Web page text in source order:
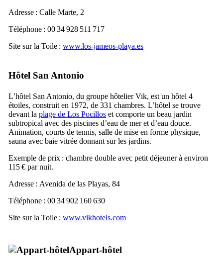
Adresse : Calle Marte, 2
Téléphone : 00 34 928 511 717
Site sur la Toile : www.los-jameos-playa.es
Hôtel San Antonio
L’hôtel San Antonio, du groupe hôtelier Vik, est un hôtel 4
étoiles, construit en 1972, de 331 chambres. L’hôtel se trouve
devant la plage de Los Pocillos et comporte un beau jardin
subtropical avec des piscines d’eau de mer et d’eau douce.
Animation, courts de tennis, salle de mise en forme physique,
sauna avec baie vitrée donnant sur les jardins.
Exemple de prix : chambre double avec petit déjeuner à environ
115 € par nuit.
Adresse : Avenida de las Playas, 84
Téléphone : 00 34 902 160 630
Site sur la Toile : www.vikhotels.com
Appart-hôtel